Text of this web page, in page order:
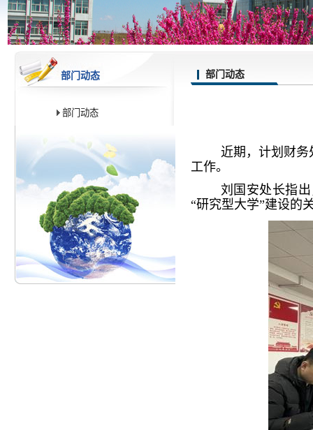
部门动态
部门动态
部门动态
近期，计划财
工作。
刘国安处长指
“研究型大学”建设的